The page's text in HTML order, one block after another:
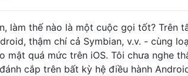
làm thế nào là một cuộc gọi tốt? Trên
thậm chí cả Symbian, v.v. - cùng
mật quá mức trên iOS. Tôi chưa nghe
cắp trên bất kỳ hệ điều hành